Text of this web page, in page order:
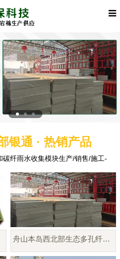
银通 · 热销产品
纤雨水收集模块生产/销售/施工-
舟山本岛西北部生态多孔纤维棉